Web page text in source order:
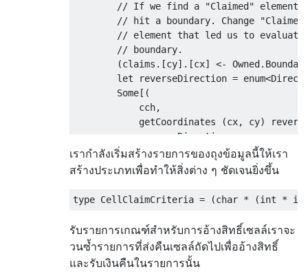
// If we find a "Claimed" element
// hit a boundary. Change
// element that led us to
        // boundary.
(claims.[cy].[cx] <-
let reverseDirection =
        Some[(
            cch,
getCoordinates (cx, cy)
            reverseDirection
        )]
เรากำลังเริ่มสร้างรายการของถุงข้อมูลนี้ให้เรา
สร้างประเภทเพื่อทำให้สิ่งต่าง ๆ ชัดเจนยิ่งขึ้น
รับรายการเกณฑ์สำหรับการอ้างสิทธิ์เซลล์เราจะ
วนซ้ำรายการที่ส่งคืนเซลล์ถัดไปเพื่ออ้างสิทธิ์
และรับเงินคืนในรายการนั้น